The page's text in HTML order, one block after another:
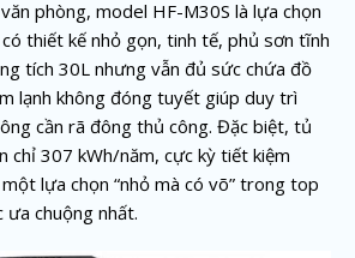
phòng, model HF-M30S là lựa chọn
thiết kế nhỏ gọn, tinh tế, phủ sơn tĩnh
tích 30L nhưng vẫn đủ sức chứa đồ
lạnh không đóng tuyết giúp duy trì
cần rã đông thủ công. Đặc biệt, tủ
chỉ 307 kWh/năm, cực kỳ tiết kiệm
lựa chọn “nhỏ mà có võ” trong top
chuộng nhất.